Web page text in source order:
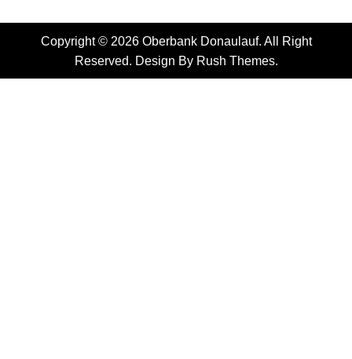
Copyright © 2026 Oberbank Donaulauf. All Right
Reserved. Design By Rush Themes.